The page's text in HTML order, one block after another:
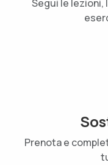
Segui le lezioni,
Prenota e